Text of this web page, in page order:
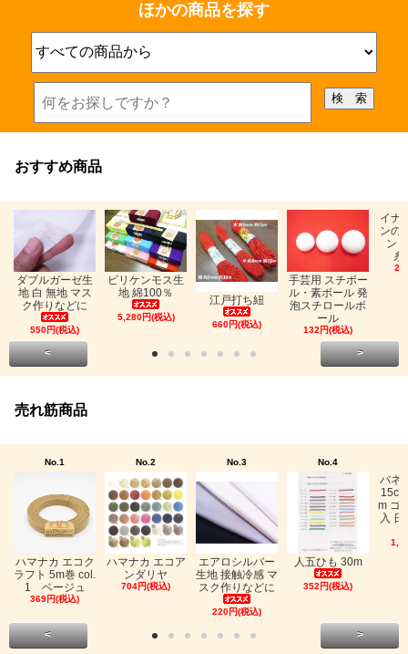
ほかの商品を探す
おすすめ商品
ダブルガーゼ生
地 白 無地 マス
ク作りなどに
550円(税込)
ビリケンモス生
地 綿100％
5,280円(税込)
江戸打ち紐
660円(税込)
手芸用 スチボー
ル・素ボール 発
泡スチロールボ
ール
132円(税込)
イナ
ンの
ン
糸
< >
売れ筋商品
No.1
ハマナカ エコク
ラフト 5m巻 col.
1 ベージュ
369円(税込)
No.2
ハマナカ エコア
ンダリヤ
704円(税込)
No.3
エアロシルバー
生地 接触冷感 マ
スク作りなどに
220円(税込)
No.4
人五ひも 30m
352円(税込)
バネ
m ゴ
入
< >